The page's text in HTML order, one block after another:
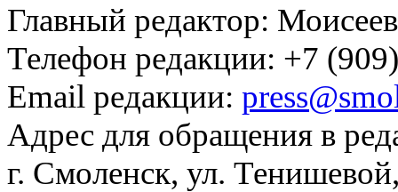
Главный редактор:
Телефон редакции: +7
Email редакции:
Адрес для обращения в
г. Смоленск, ул.